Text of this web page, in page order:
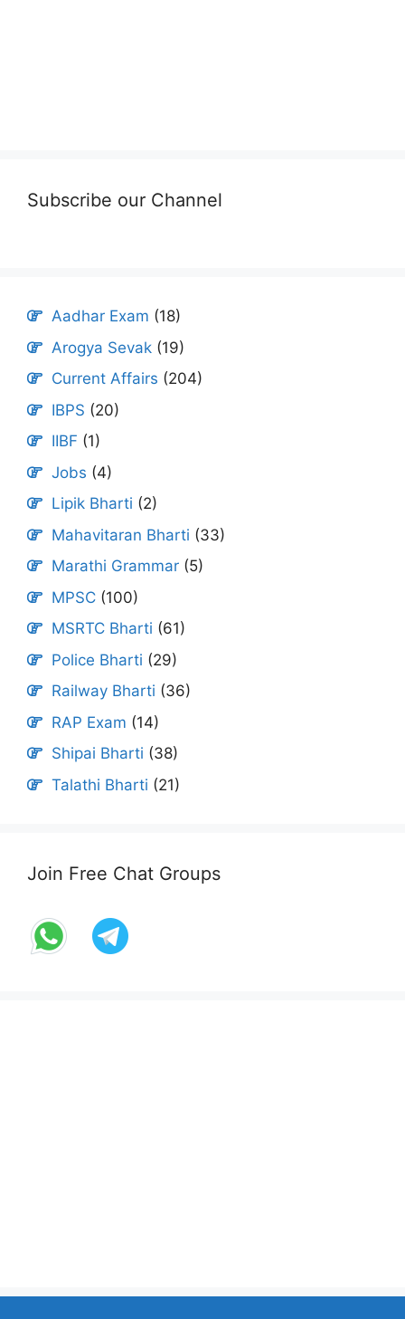
Subscribe our Channel
Aadhar Exam (18)
Arogya Sevak (19)
Current Affairs (204)
IBPS (20)
IIBF (1)
Jobs (4)
Lipik Bharti (2)
Mahavitaran Bharti (33)
Marathi Grammar (5)
MPSC (100)
MSRTC Bharti (61)
Police Bharti (29)
Railway Bharti (36)
RAP Exam (14)
Shipai Bharti (38)
Talathi Bharti (21)
Join Free Chat Groups